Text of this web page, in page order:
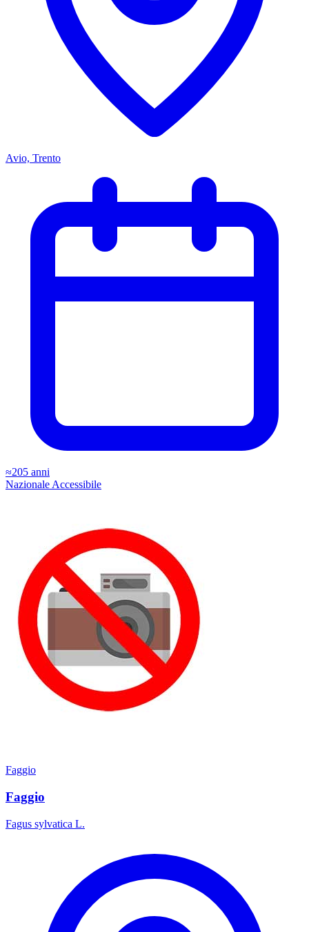
Avio, Trento
≈205 anni
Nazionale Accessibile
Faggio
Faggio
Fagus sylvatica L.